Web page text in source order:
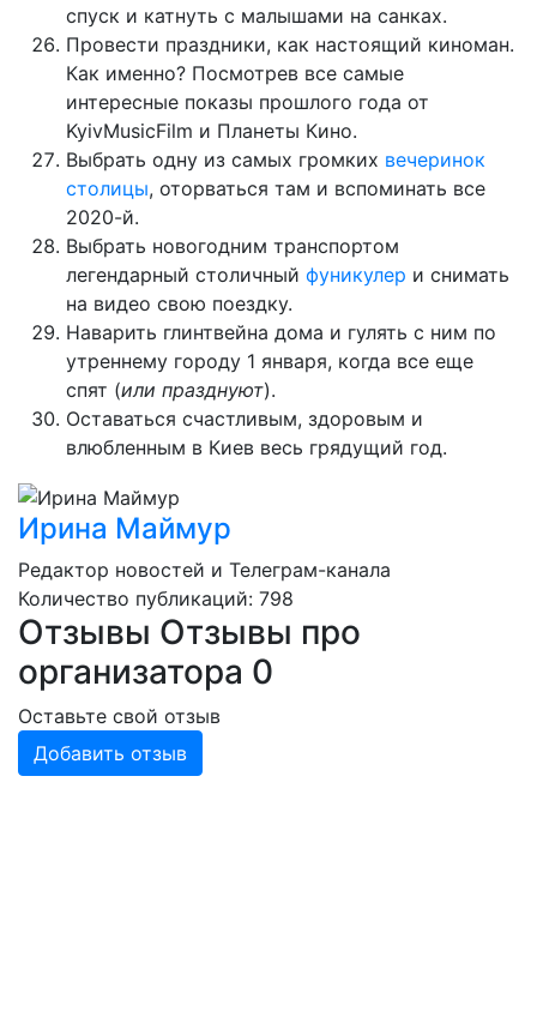
спуск и катнуть с малышами на санках.
Провести праздники, как настоящий киноман.
Как именно? Посмотрев все самые
интересные показы прошлого года от
KyivMusicFilm и Планеты Кино.
Выбрать одну из самых громких вечеринок
столицы, оторваться там и вспоминать все
2020-й.
Выбрать новогодним транспортом
легендарный столичный фуникулер и снимать
на видео свою поездку.
Наварить глинтвейна дома и гулять с ним по
утреннему городу 1 января, когда все еще
спят (или празднуют).
Оставаться счастливым, здоровым и
влюбленным в Киев весь грядущий год.
Ирина Маймур
Редактор новостей и Телеграм-канала
Количество публикаций: 798
Отзывы Отзывы про
организатора 0
Оставьте свой отзыв
Добавить отзыв